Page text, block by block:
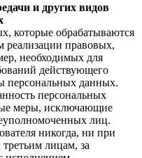
и других видов
которые обрабатываются
реализации правовых,
необходимых для
действующего
персональных данных.
персональных
меры, исключающие
лиц.
никогда, ни при
лицам, за